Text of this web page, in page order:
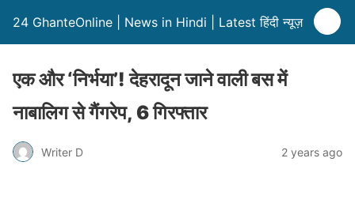
24 GhanteOnline | News in Hindi | Latest हिंदी न्यूज़
एक और ‘निर्भया’! देहरादून जाने वाली बस में
नाबालिग से गैंगरेप, 6 गिरफ्तार
Writer D 2 years ago